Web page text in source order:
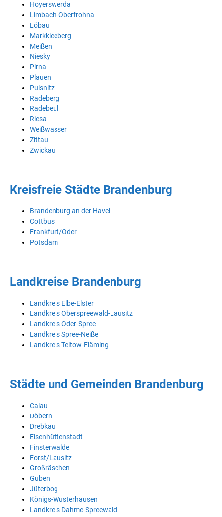
Hoyerswerda
Limbach-Oberfrohna
Löbau
Markkleeberg
Meißen
Niesky
Pirna
Plauen
Pulsnitz
Radeberg
Radebeul
Riesa
Weißwasser
Zittau
Zwickau
Kreisfreie Städte Brandenburg
Brandenburg an der Havel
Cottbus
Frankfurt/Oder
Potsdam
Landkreise Brandenburg
Landkreis Elbe-Elster
Landkreis Oberspreewald-Lausitz
Landkreis Oder-Spree
Landkreis Spree-Neiße
Landkreis Teltow-Fläming
Städte und Gemeinden Brandenburg
Calau
Döbern
Drebkau
Eisenhüttenstadt
Finsterwalde
Forst/Lausitz
Großräschen
Guben
Jüterbog
Königs-Wusterhausen
Landkreis Dahme-Spreewald